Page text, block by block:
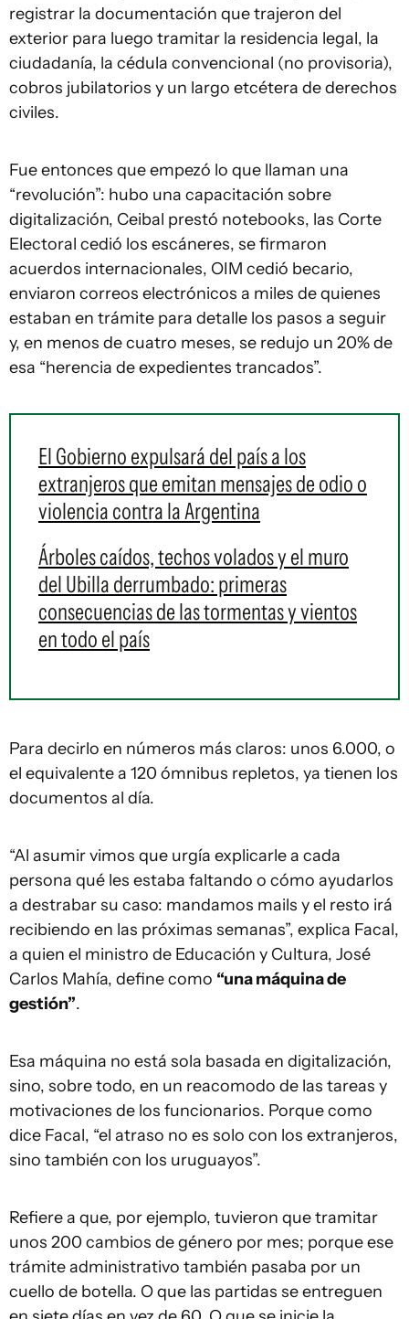
registrar la documentación que trajeron del
exterior para luego tramitar la residencia legal, la
ciudadanía, la cédula convencional (no provisoria),
cobros jubilatorios y un largo etcétera de derechos
civiles.
Fue entonces que empezó lo que llaman una
“revolución”: hubo una capacitación sobre
digitalización, Ceibal prestó notebooks, las Corte
Electoral cedió los escáneres, se firmaron
acuerdos internacionales, OIM cedió becario,
enviaron correos electrónicos a miles de quienes
estaban en trámite para detalle los pasos a seguir
y, en menos de cuatro meses, se redujo un 20% de
esa “herencia de expedientes trancados”.
El Gobierno expulsará del país a los
extranjeros que emitan mensajes de odio o
violencia contra la Argentina
Árboles caídos, techos volados y el muro
del Ubilla derrumbado: primeras
consecuencias de las tormentas y vientos
en todo el país
Para decirlo en números más claros: unos 6.000, o
el equivalente a 120 ómnibus repletos, ya tienen los
documentos al día.
“Al asumir vimos que urgía explicarle a cada
persona qué les estaba faltando o cómo ayudarlos
a destrabar su caso: mandamos mails y el resto irá
recibiendo en las próximas semanas”, explica Facal,
a quien el ministro de Educación y Cultura, José
Carlos Mahía, define como “una máquina de
gestión”.
Esa máquina no está sola basada en digitalización,
sino, sobre todo, en un reacomodo de las tareas y
motivaciones de los funcionarios. Porque como
dice Facal, “el atraso no es solo con los extranjeros,
sino también con los uruguayos”.
Refiere a que, por ejemplo, tuvieron que tramitar
unos 200 cambios de género por mes; porque ese
trámite administrativo también pasaba por un
cuello de botella. O que las partidas se entreguen